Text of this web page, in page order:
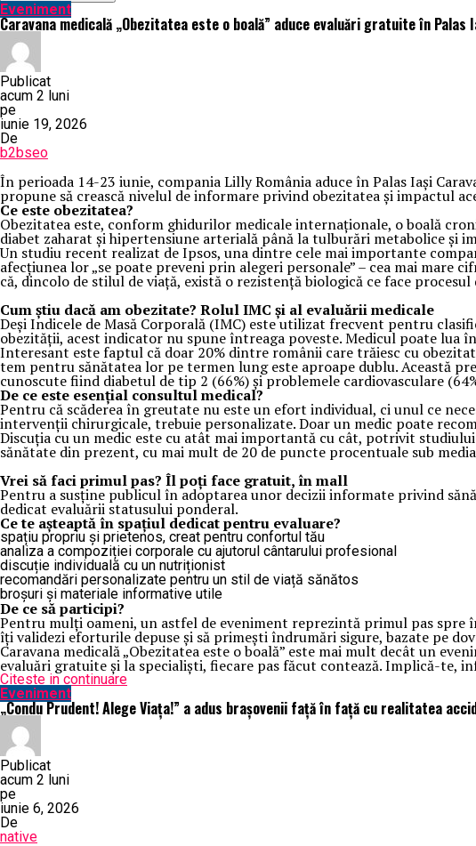
Eveniment
Caravana medicală „Obezitatea este o boală” aduce evaluări gratuite în Palas
Publicat
acum 2 luni
pe
iunie 19, 2026
De
b2bseo
În perioada 14-23 iunie, compania Lilly România aduce în Palas Iași
propune să crească nivelul de informare privind obezitatea și impactul
Ce este obezitatea?
Obezitatea este, conform ghidurilor medicale internaționale, o boală
diabet zaharat și hipertensiune arterială până la tulburări metabolice și
Un studiu recent realizat de Ipsos, una dintre cele mai importante
afecțiunea lor „se poate preveni prin alegeri personale” – cea mai mare
că, dincolo de stilul de viață, există o rezistență biologică ce face
Cum știu dacă am obezitate? Rolul IMC și al evaluării medicale
Deși Indicele de Masă Corporală (IMC) este utilizat frecvent pentru
obezității, acest indicator nu spune întreaga poveste. Medicul poate
Interesant este faptul că doar 20% dintre românii care trăiesc cu
tem pentru sănătatea lor pe termen lung este aproape dublu. Această
cunoscute fiind diabetul de tip 2 (66%) și problemele cardiovasculare
De ce este esențial consultul medical?
Pentru că scăderea în greutate nu este un efort individual, ci unul ce
intervenții chirurgicale, trebuie personalizate. Doar un medic poate
Discuția cu un medic este cu atât mai importantă cu cât, potrivit
sănătate din prezent, cu mai mult de 20 de puncte procentuale sub
Vrei să faci primul pas? Îl poți face gratuit, în mall
Pentru a susține publicul în adoptarea unor decizii informate privind
dedicat evaluării statusului ponderal.
Ce te așteaptă în spațiul dedicat pentru evaluare?
spațiu propriu și prietenos, creat pentru confortul tău
analiza a compoziției corporale cu ajutorul cântarului profesional
discuție individuală cu un nutriționist
recomandări personalizate pentru un stil de viață sănătos
broșuri și materiale informative utile
De ce să participi?
Pentru mulți oameni, un astfel de eveniment reprezintă primul pas spre
îți validezi eforturile depuse și să primești îndrumări sigure, bazate pe
Caravana medicală „Obezitatea este o boală” este mai mult decât un
evaluări gratuite și la specialiști, fiecare pas făcut contează. Implică-te,
Citeste in continuare
Eveniment
„Condu Prudent! Alege Viața!” a adus brașovenii față în față cu realitatea
Publicat
acum 2 luni
pe
iunie 6, 2026
De
native